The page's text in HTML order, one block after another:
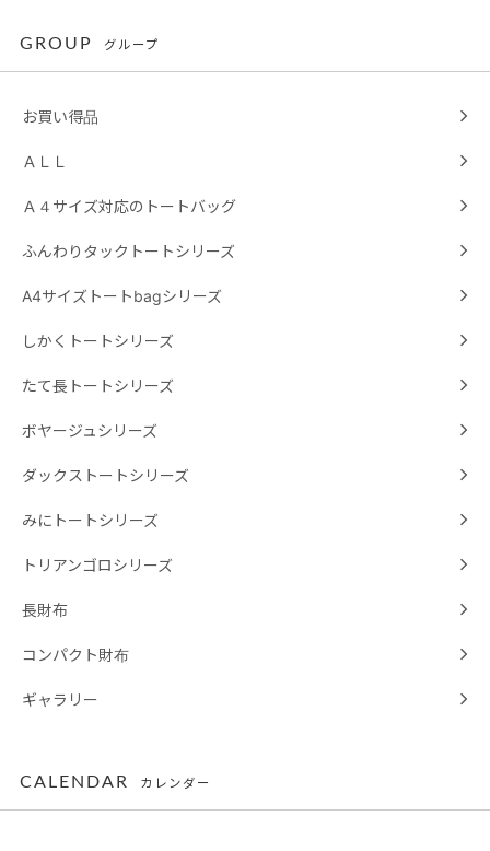
GROUP グループ
お買い得品
ＡＬＬ
Ａ４サイズ対応のトートバッグ
ふんわりタックトートシリーズ
A4サイズトートbagシリーズ
しかくトートシリーズ
たて長トートシリーズ
ボヤージュシリーズ
ダックストートシリーズ
みにトートシリーズ
トリアンゴロシリーズ
長財布
コンパクト財布
ギャラリー
CALENDAR カレンダー